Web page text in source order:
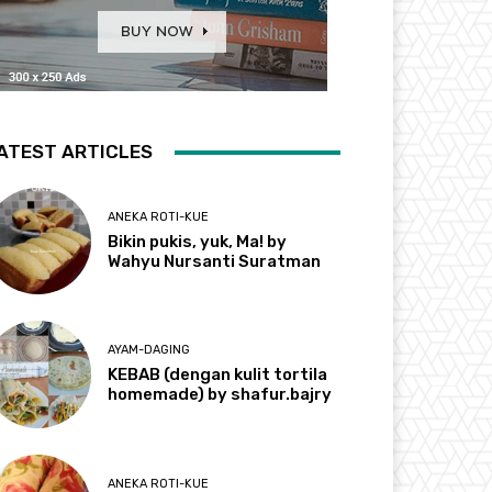
ARTICLES
ANEKA ROTI-KUE
Bikin pukis, yuk, Ma! by
Wahyu Nursanti Suratman
AYAM-DAGING
KEBAB (dengan kulit tortila
homemade) by shafur.bajry
ANEKA ROTI-KUE